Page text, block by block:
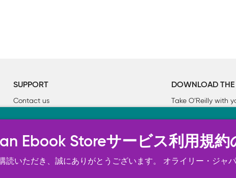
SUPPORT
Contact us
DOWNLOAD THE
Take O’Reilly with
Web サイトは正常に機能するためにいくつかの Cookie を必
クスペリエンスの向上、広告宣伝のために、お客様の同意を
Ebook Storeサービス利用規約
読いただき、誠にありがとうございます。 オライリー・ジャ